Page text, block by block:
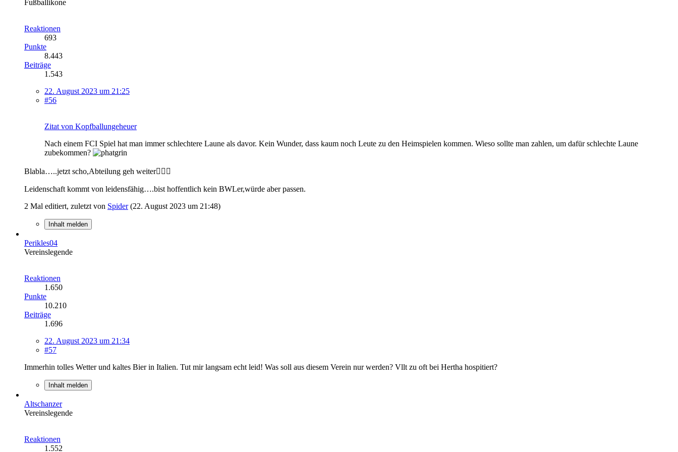
Fußballikone
Reaktionen
693
Punkte
8.443
Beiträge
1.543
22. August 2023 um 21:25
#56
Zitat von Kopfballungeheuer
Nach einem FCI Spiel hat man immer schlechtere Laune als davor. Kein Wunder, dass kaum noch Leute zu den Heimspielen kommen. Wieso sollte man zahlen, um dafür schlechte Laune
zubekommen?
Blabla…..jetzt scho,Abteilung geh weiter🙋🏼‍♂️
Leidenschaft kommt von leidensfähig….bist hoffentlich kein BWLer,würde aber passen.
2 Mal editiert, zuletzt von Spider(22. August 2023 um 21:48)
Inhalt melden
Perikles04
Vereinslegende
Reaktionen
1.650
Punkte
10.210
Beiträge
1.696
22. August 2023 um 21:34
#57
Immerhin tolles Wetter und kaltes Bier in Italien. Tut mir langsam echt leid! Was soll aus diesem Verein nur werden? Vllt zu oft bei Hertha hospitiert?
Inhalt melden
Altschanzer
Vereinslegende
Reaktionen
1.552